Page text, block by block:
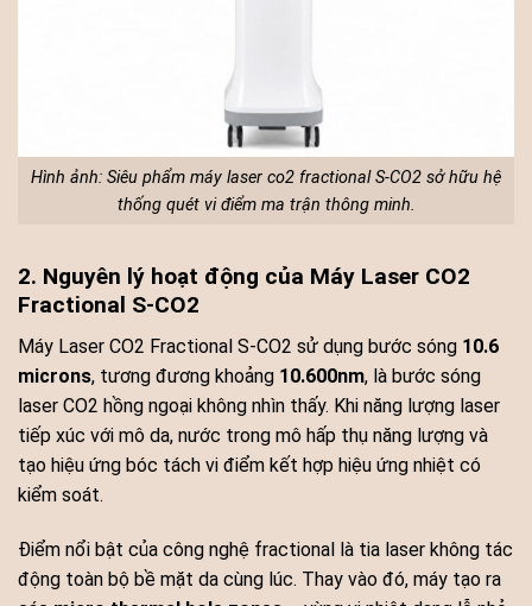
Hình ảnh: Siêu phẩm máy laser co2 fractional S-CO2 sở hữu hệ
thống quét vi điểm ma trận thông minh.
2. Nguyên lý hoạt động của Máy Laser CO2
Fractional S-CO2
Máy Laser CO2 Fractional S-CO2 sử dụng bước sóng 10.6
microns, tương đương khoảng 10.600nm, là bước sóng
laser CO2 hồng ngoại không nhìn thấy. Khi năng lượng laser
tiếp xúc với mô da, nước trong mô hấp thụ năng lượng và
tạo hiệu ứng bóc tách vi điểm kết hợp hiệu ứng nhiệt có
kiểm soát.
Điểm nổi bật của công nghệ fractional là tia laser không tác
động toàn bộ bề mặt da cùng lúc. Thay vào đó, máy tạo ra